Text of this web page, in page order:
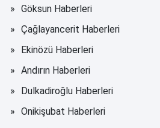
Göksun Haberleri
Çağlayancerit Haberleri
Ekinözü Haberleri
Andırın Haberleri
Dulkadiroğlu Haberleri
Onikişubat Haberleri